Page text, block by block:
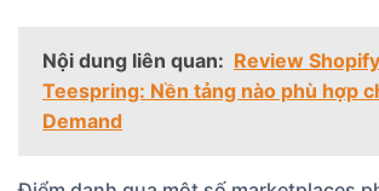
Nội dung liên quan: Review
Teespring: Nền tảng nào phù hợp
Demand